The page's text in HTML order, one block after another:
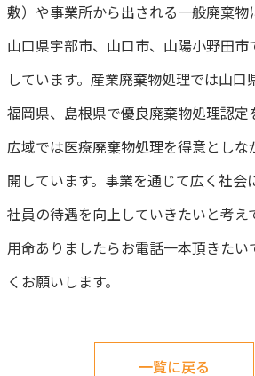
敷）や事業所から出される一般廃棄物
山口県宇部市、山口市、山陽小野田市
しています。産業廃棄物処理では山口
福岡県、島根県で優良廃棄物処理認定
広域では医療廃棄物処理を得意としな
開しています。事業を通じて広く社会
社員の待遇を向上していきたいと考え
用命ありましたらお電話一本頂きたい
くお願いします。
一覧に戻る